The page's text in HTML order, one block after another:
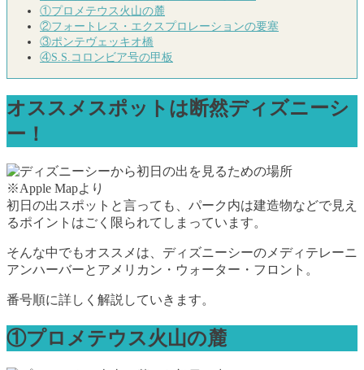
①プロメテウス火山の麓
②フォートレス・エクスプロレーションの要塞
③ポンテヴェッキオ橋
④S.S.コロンビア号の甲板
オススメスポットは断然ディズニーシ
ー！
※Apple Mapより
初日の出スポットと言っても、パーク内は建造物などで見え
るポイントはごく限られてしまっています。
そんな中でもオススメは、ディズニーシーのメディテレーニ
アンハーバーとアメリカン・ウォーター・フロント。
番号順に詳しく解説していきます。
①プロメテウス火山の麓